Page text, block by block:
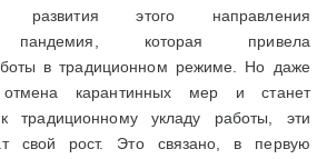
развития этого направления
пандемия, которая привела
в традиционном режиме. Но даже
отмена карантинных мер и станет
традиционному укладу работы, эти
свой рост. Это связано, в первую